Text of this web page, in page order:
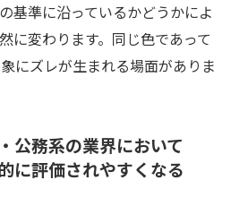
基準に沿っているかどうかによ
に変わります。同じ色であって
にズレが生まれる場面がありま
公務系の業界において
に評価されやすくなる